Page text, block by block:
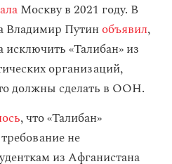
Москву в 2021 году. В
Владимир Путин объявил,
исключить «Талибан» из
организаций,
должны сделать в ООН.
, что «Талибан»
не
из Афганистана